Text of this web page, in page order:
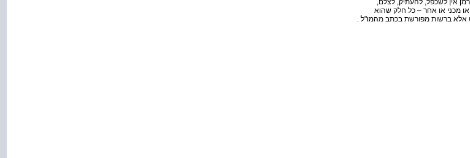
מכני או אחר – כל חלק שהוא
ברשות מפורשת בכתב מהמו"ל .